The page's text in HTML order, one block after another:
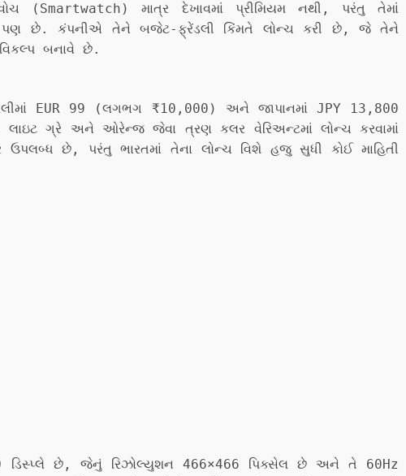
(Smartwatch) માત્ર દેખાવમાં પ્રીમિયમ નથી, પરંતુ તેમાં
પણ છે. કંપનીએ તેને બજેટ-ફ્રેંડલી કિંમતે લોન્ચ કરી છે, જે તેને
બનાવે છે.
EUR 99 (લગભગ ₹10,000) અને જાપાનમાં JPY 13,800
ગ્રે અને ઓરેન્જ જેવા ત્રણ કલર વેરિઅન્ટમાં લોન્ચ કરવામાં
છે, પરંતુ ભારતમાં તેના લોન્ચ વિશે હજુ સુધી કોઈ માહિતી
ડિસ્પ્લે છે, જેનું રિઝોલ્યુશન 466×466 પિક્સેલ છે અને તે 60Hz